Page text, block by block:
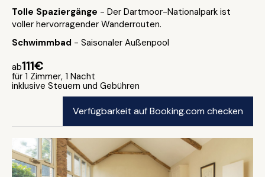
Tolle Spaziergänge - Der Dartmoor-Nationalpark ist
voller hervorragender Wanderrouten.
Schwimmbad - Saisonaler Außenpool
ab111€
für 1 Zimmer, 1 Nacht
inklusive Steuern und Gebühren
Verfügbarkeit auf Booking.com checken